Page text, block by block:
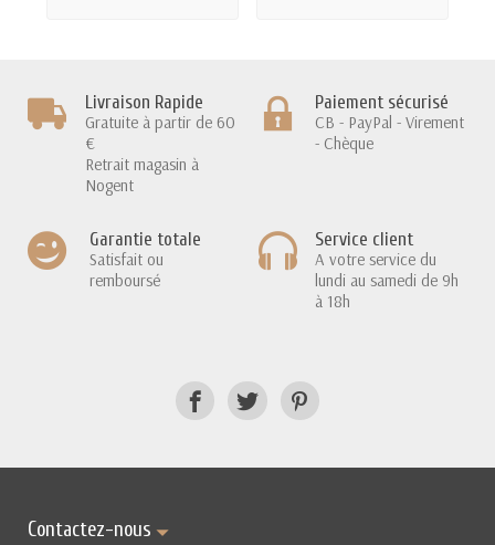
Livraison Rapide
Gratuite à partir de 60
€
Retrait magasin à
Nogent
Paiement sécurisé
CB - PayPal - Virement
- Chèque
Garantie totale
Satisfait ou
remboursé
Service client
A votre service du
lundi au samedi de 9h
à 18h
Contactez-nous